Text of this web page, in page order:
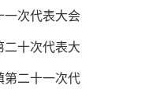
一次代表大会
二十次代表大
第二十一次代